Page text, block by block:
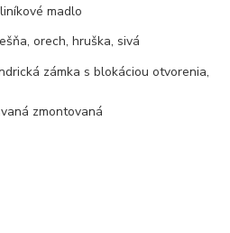
madlo
orech, hruška, sivá
zámka s blokáciou otvorenia,
zmontovaná